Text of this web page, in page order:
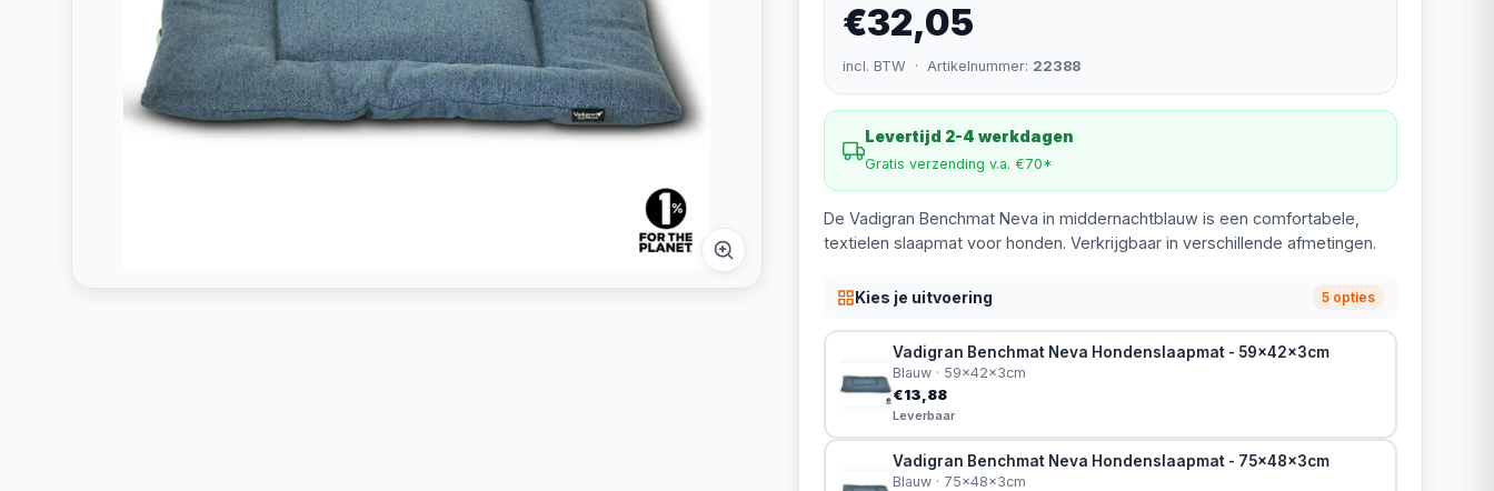
€32,05
incl. BTW · Artikelnummer: 22388
Levertijd 2-4 werkdagen
Gratis verzending v.a. €70*
De Vadigran Benchmat Neva in middernachtblauw is een comfortabele,
textielen slaapmat voor honden. Verkrijgbaar in verschillende afmetingen.
Kies je uitvoering 5 opties
Vadigran Benchmat Neva Hondenslaapmat - 59x42x3cm
Blauw · 59x42x3cm
€13,88
Leverbaar
Vadigran Benchmat Neva Hondenslaapmat - 75x48x3cm
Blauw · 75x48x3cm